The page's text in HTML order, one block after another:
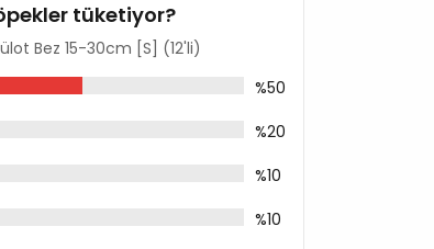
tüketiyor?
Bez 15-30cm [S] (12'li)
%50
%20
%10
%10